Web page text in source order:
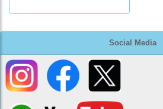
Social Media